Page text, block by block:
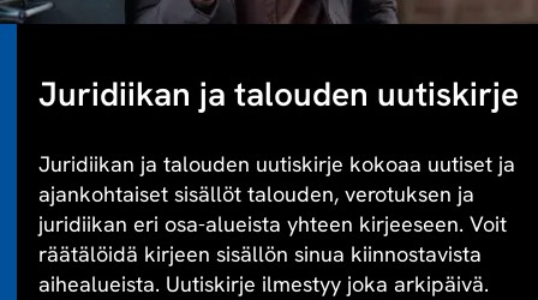
Juridiikan ja talouden uutiskirje
Juridiikan ja talouden uutiskirje kokoaa uutiset ja
ajankohtaiset sisällöt talouden, verotuksen ja
juridiikan eri osa-alueista yhteen kirjeeseen. Voit
räätälöidä kirjeen sisällön sinua kiinnostavista
aihealueista. Uutiskirje ilmestyy joka arkipäivä.